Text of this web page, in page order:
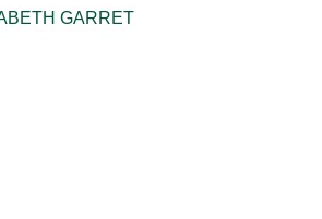
GARRET